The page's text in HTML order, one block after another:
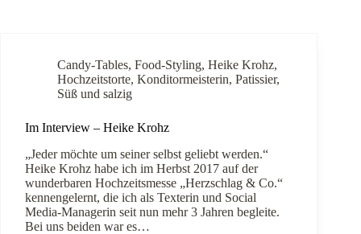
Candy-Tables, Food-Styling, Heike Krohz,
Hochzeitstorte, Konditormeisterin, Patissier,
Süß und salzig
Im Interview – Heike Krohz
„Jeder möchte um seiner selbst geliebt werden.“
Heike Krohz habe ich im Herbst 2017 auf der
wunderbaren Hochzeitsmesse „Herzschlag & Co.“
kennengelernt, die ich als Texterin und Social
Media-Managerin seit nun mehr 3 Jahren begleite.
Bei uns beiden war es…